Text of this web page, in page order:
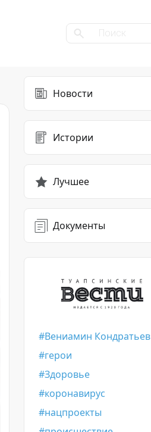
Новости
Истории
Лучшее
Документы
Вениамин Кондратьев
герои
Здоровье
коронавирус
нацпроекты